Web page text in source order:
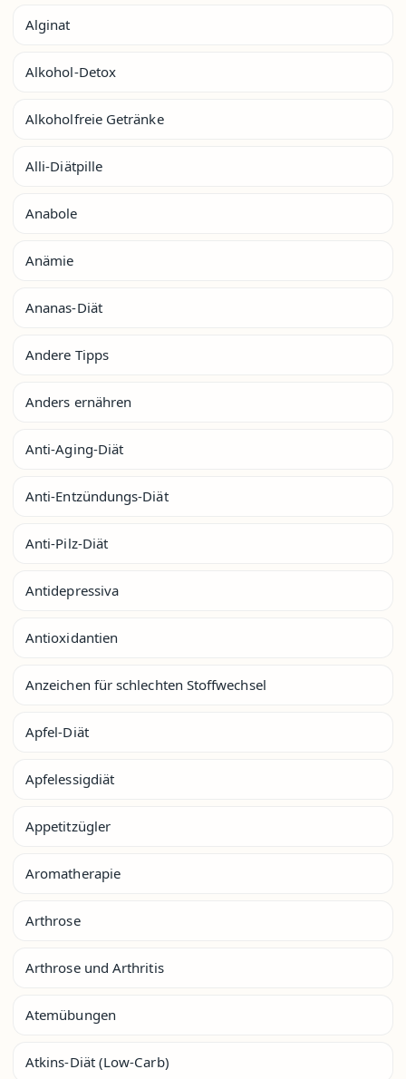
Alginat
Alkohol-Detox
Alkoholfreie Getränke
Alli-Diätpille
Anabole
Anämie
Ananas-Diät
Andere Tipps
Anders ernähren
Anti-Aging-Diät
Anti-Entzündungs-Diät
Anti-Pilz-Diät
Antidepressiva
Antioxidantien
Anzeichen für schlechten Stoffwechsel
Apfel-Diät
Apfelessigdiät
Appetitzügler
Aromatherapie
Arthrose
Arthrose und Arthritis
Atemübungen
Atkins-Diät (Low-Carb)